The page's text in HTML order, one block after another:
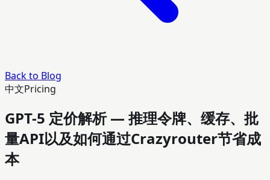
Back to Blog
中文Pricing
GPT-5 定价解析 — 推理令牌、缓存、批
量API以及如何通过Crazyrouter节省成
本